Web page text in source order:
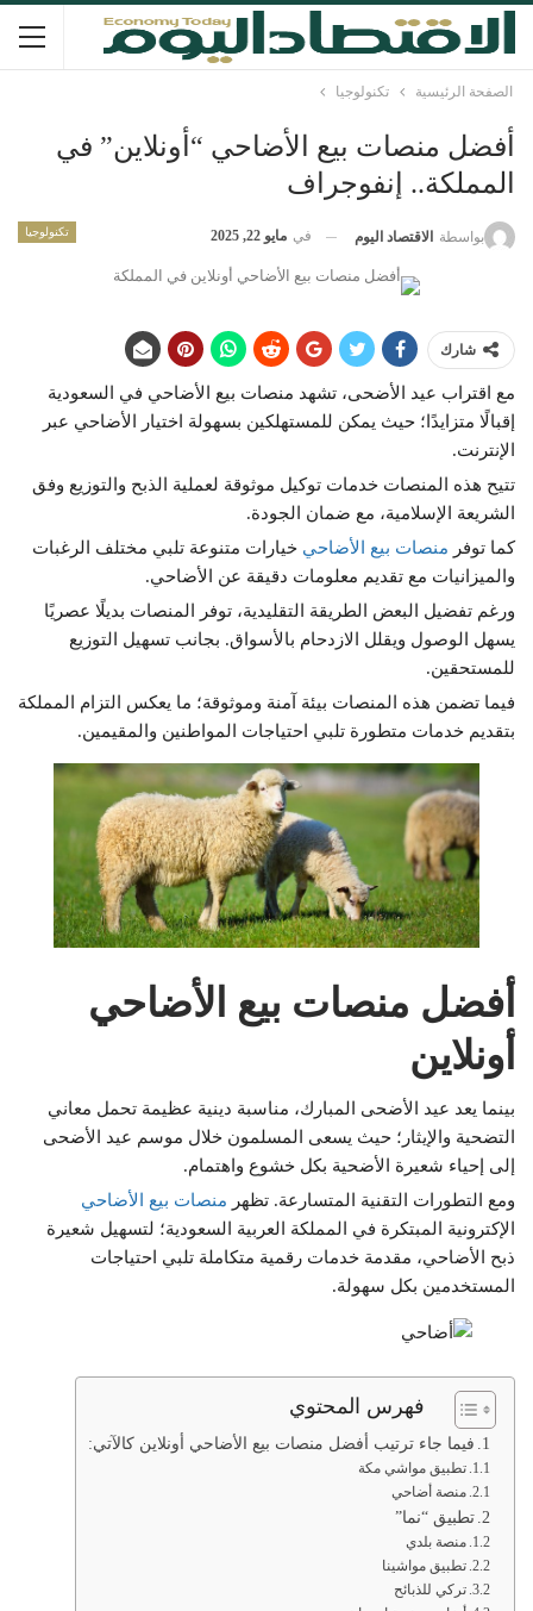
الصفحة الرئيسية تكنولوجيا
أفضل منصات بيع الأضاحي “أونلاين” في
المملكة.. إنفوجراف
تكنولوجيا بواسطة الاقتصاد اليوم في مايو 22, 2025
شارك
مع اقتراب عيد الأضحى، تشهد منصات بيع الأضاحي في السعودية
إقبالًا متزايدًا؛ حيث يمكن للمستهلكين بسهولة اختيار الأضاحي عبر
الإنترنت.
تتيح هذه المنصات خدمات توكيل موثوقة لعملية الذبح والتوزيع وفق
الشريعة الإسلامية، مع ضمان الجودة.
كما توفر منصات بيع الأضاحي خيارات متنوعة تلبي مختلف الرغبات
والميزانيات مع تقديم معلومات دقيقة عن الأضاحي.
ورغم تفضيل البعض الطريقة التقليدية، توفر المنصات بديلًا عصريًا
يسهل الوصول ويقلل الازدحام بالأسواق. بجانب تسهيل التوزيع
للمستحقين.
فيما تضمن هذه المنصات بيئة آمنة وموثوقة؛ ما يعكس التزام المملكة
بتقديم خدمات متطورة تلبي احتياجات المواطنين والمقيمين.
أفضل منصات بيع الأضاحي
أونلاين
بينما يعد عيد الأضحى المبارك، مناسبة دينية عظيمة تحمل معاني
التضحية والإيثار؛ حيث يسعى المسلمون خلال موسم عيد الأضحى
إلى إحياء شعيرة الأضحية بكل خشوع واهتمام.
ومع التطورات التقنية المتسارعة. تظهر منصات بيع الأضاحي
الإكترونية المبتكرة في المملكة العربية السعودية؛ لتسهيل شعيرة
ذبح الأضاحي، مقدمة خدمات رقمية متكاملة تلبي احتياجات
المستخدمين بكل سهولة.
فهرس المحتوي
فيما جاء ترتيب أفضل منصات بيع الأضاحي أونلاين كالآتي:
تطبيق مواشي مكة
منصة أضاحي
تطبيق “نما”
منصة بلدي
تطبيق مواشينا
تركي للذبائح